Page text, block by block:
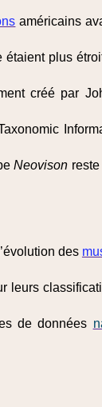
américains
plus
créé par
Neovison
des
leurs
de données